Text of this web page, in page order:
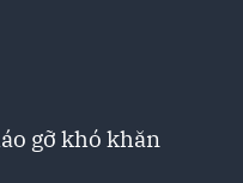
gỡ khó khăn